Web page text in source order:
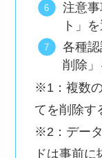
注意
ト」
各種
削除
※1：複数
てを削除す
※2：デー
ドは事前に